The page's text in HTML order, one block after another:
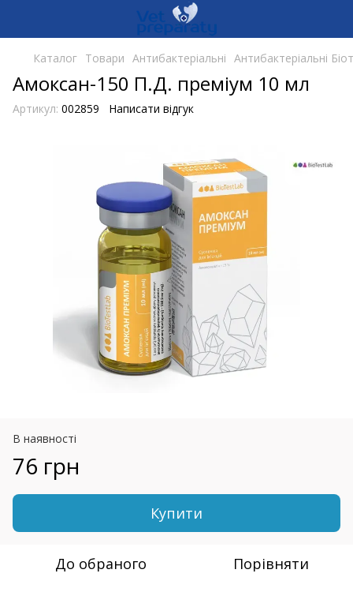
Каталог Товари Антибактеріальні Антибактеріальні
Амоксан-150 П.Д. преміум 10 мл
Артикул: 002859 Написати відгук
В наявності
76 грн
Купити
До обраного Порівняти